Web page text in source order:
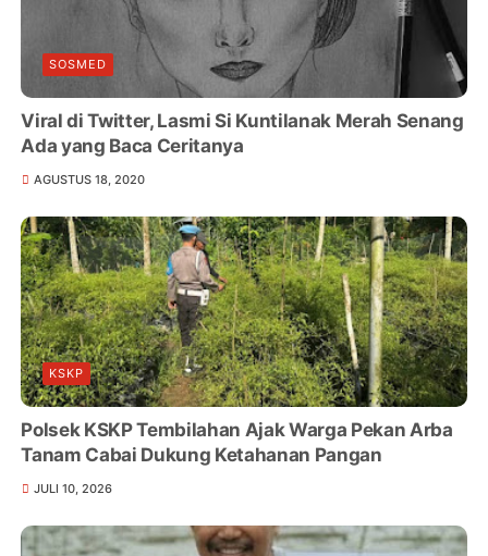
SOSMED
Viral di Twitter, Lasmi Si Kuntilanak Merah Senang
Ada yang Baca Ceritanya
AGUSTUS 18, 2020
KSKP
Polsek KSKP Tembilahan Ajak Warga Pekan Arba
Tanam Cabai Dukung Ketahanan Pangan
JULI 10, 2026